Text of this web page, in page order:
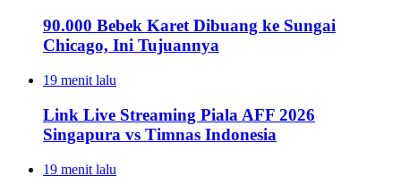
90.000 Bebek Karet Dibuang ke Sungai
Chicago, Ini Tujuannya
19 menit lalu
Link Live Streaming Piala AFF 2026
Singapura vs Timnas Indonesia
19 menit lalu